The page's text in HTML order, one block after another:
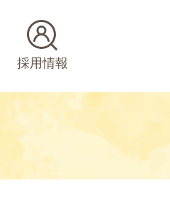
採用情報